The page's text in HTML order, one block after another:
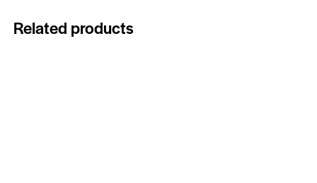
Related products